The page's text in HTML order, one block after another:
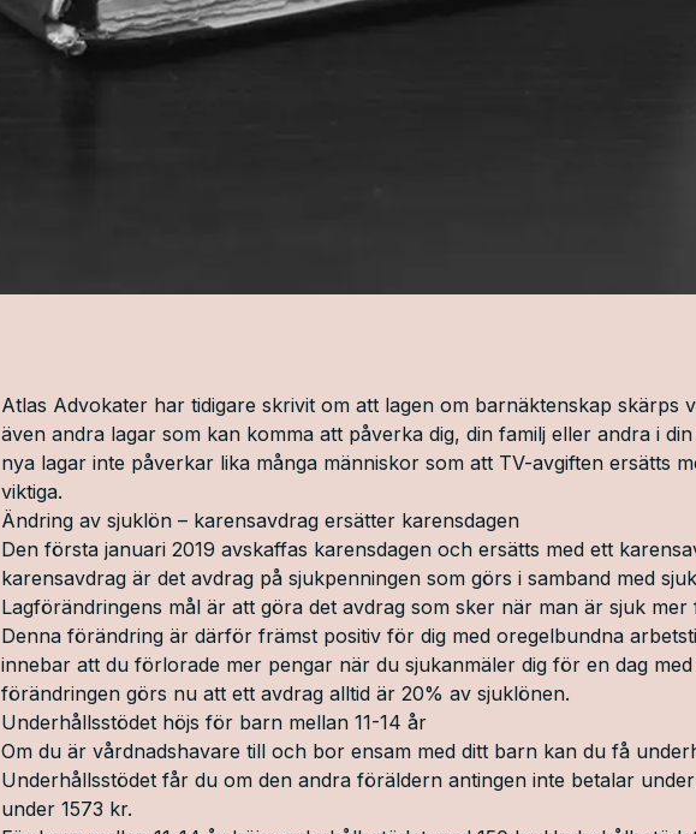
Atlas Advokater har tidigare skrivit om att lagen om barnäktenskap skärps
även andra lagar som kan komma att påverka dig, din familj eller andra i
nya lagar inte påverkar lika många människor som att TV-avgiften ersätts
viktiga.
Ändring av sjuklön – karensavdrag ersätter karensdagen
Den första januari 2019 avskaffas karensdagen och ersätts med ett
karensavdrag är det avdrag på sjukpenningen som görs i samband med
Lagförändringens mål är att göra det avdrag som sker när man är sjuk mer
Denna förändring är därför främst positiv för dig med oregelbundna
innebar att du förlorade mer pengar när du sjukanmäler dig för en dag
förändringen görs nu att ett avdrag alltid är 20% av sjuklönen.
Underhållsstödet höjs för barn mellan 11-14 år
Om du är vårdnadshavare till och bor ensam med ditt barn kan du få
Underhållsstödet får du om den andra föräldern antingen inte betalar
under 1573 kr.